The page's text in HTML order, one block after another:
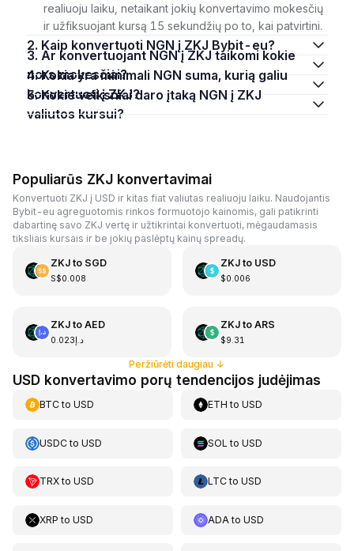
realiuoju laiku, netaikant jokių konvertavimo mokesčių
ir užfiksuojant kursą 15 sekundžių po to, kai patvirtini.
2. Kaip konvertuoti NGN į ZKJ Bybit-eu?
3. Ar konvertuojant NGN į ZKJ taikomi kokie
nors mokesčiai?
4. Kokia yra minimali NGN suma, kurią galiu
konvertuoti į ZKJ?
5. Kokie veiksniai daro įtaką NGN į ZKJ
valiutos kursui?
Populiarūs ZKJ konvertavimai
Konvertuoti ZKJ į USD ir kitas fiat valiutas realiuoju laiku. Naudojantis
Bybit-eu agreguotomis rinkos formuotojo kainomis, gali patikrinti
dabartinę savo ZKJ vertę ir užtikrintai konvertuoti, mėgaudamasis
tiksliais kursais ir be jokių paslėptų kainų spreadų.
ZKJto SGD
S$0.008
ZKJto USD
$0.006
ZKJto AED
د.إ0.023
ZKJto ARS
$9.31
Peržiūrėti daugiau ↓
USD konvertavimo porų tendencijos judėjimas
BTCto USD ETH toUSD
USDCto USD SOL toUSD
TRXto USD LTCtoUSD
XRP to USD ADA toUSD